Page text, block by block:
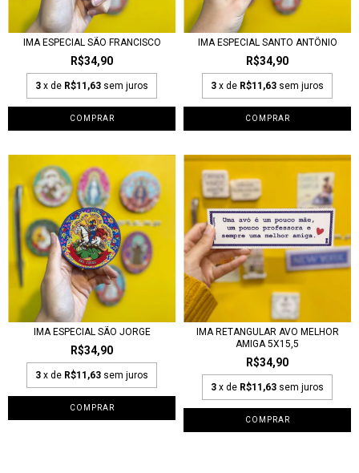
IMA ESPECIAL SÃO FRANCISCO
R$34,90
3 x de R$11,63 sem juros
IMA ESPECIAL SANTO ANTÔNIO
R$34,90
3 x de R$11,63 sem juros
IMA ESPECIAL SÃO JORGE
R$34,90
3 x de R$11,63 sem juros
IMA RETANGULAR AVO MELHOR
AMIGA 5X15,5
R$34,90
3 x de R$11,63 sem juros